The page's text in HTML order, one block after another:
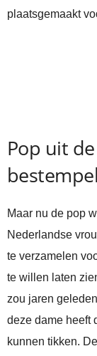
plaatsgemaakt
Pop uit
Maar nu de pop
Nederlandse
te verzamelen
te willen laten
zou jaren
deze dame heeft
kunnen tikken.